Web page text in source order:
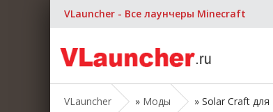
VLauncher - Все лаунчеры Minecraft
VLauncher » Моды » Solar Craft